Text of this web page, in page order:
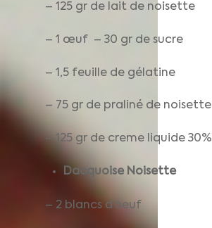
– 125 gr de lait de noisette
– 1 œuf – 30 gr de sucre
– 1,5 feuille de gélatine
– 75 gr de praliné de noisette
– 125 gr de creme liquide 30%
Dacquoise Noisette
– 2 blancs d’oeuf